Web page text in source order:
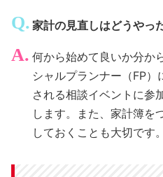
家計の見直しはどうやっ
何から始めて良いか分か
シャルプランナー（FP
される相談イベントに参
します。また、家計簿を
しておくことも大切です。